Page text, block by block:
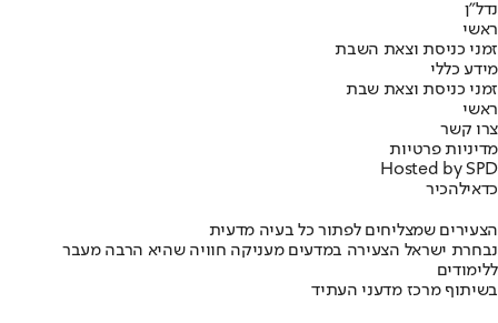
נדל"ן
ראשי
זמני כניסת וצאת השבת
מידע כללי
זמני כניסת וצאת שבת
ראשי
צרו קשר
מדיניות פרטיות
Hosted by SPD
כדאילהכיר
הצעירים שמצליחים לפתור כל בעיה מדעית
נבחרת ישראל הצעירה במדעים מעניקה חוויה שהיא הרבה מעבר
ללימודים
בשיתוף מרכז מדעני העתיד